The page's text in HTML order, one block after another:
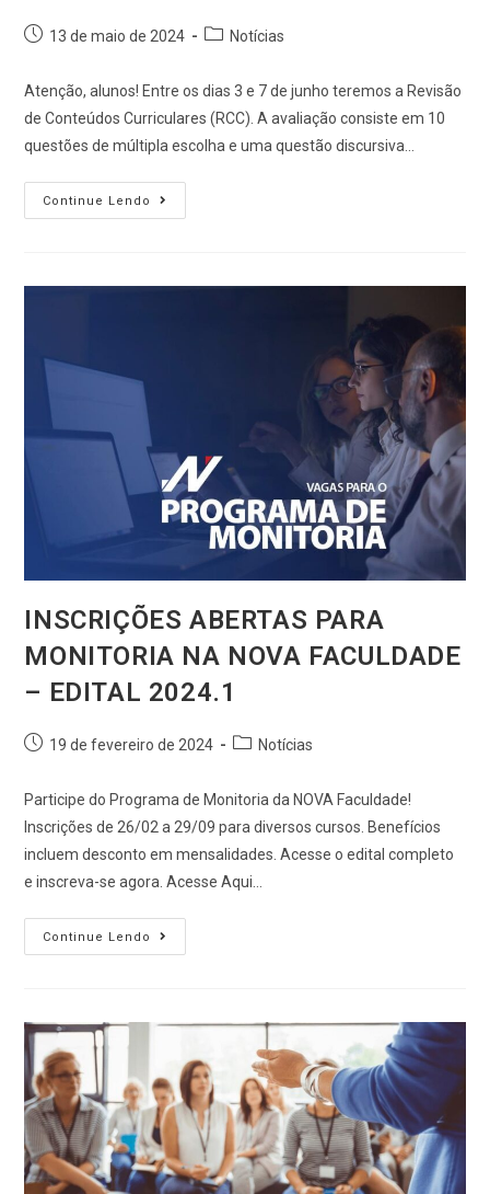
13 de maio de 2024 Notícias
Atenção, alunos! Entre os dias 3 e 7 de junho teremos a Revisão
de Conteúdos Curriculares (RCC). A avaliação consiste em 10
questões de múltipla escolha e uma questão discursiva…
Continue Lendo
INSCRIÇÕES ABERTAS PARA
MONITORIA NA NOVA FACULDADE
– EDITAL 2024.1
19 de fevereiro de 2024 Notícias
Participe do Programa de Monitoria da NOVA Faculdade!
Inscrições de 26/02 a 29/09 para diversos cursos. Benefícios
incluem desconto em mensalidades. Acesse o edital completo
e inscreva-se agora. Acesse Aqui…
Continue Lendo